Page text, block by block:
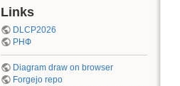
Links
DLCP2026
РНФ
Diagram draw on browser
Forgejo repo